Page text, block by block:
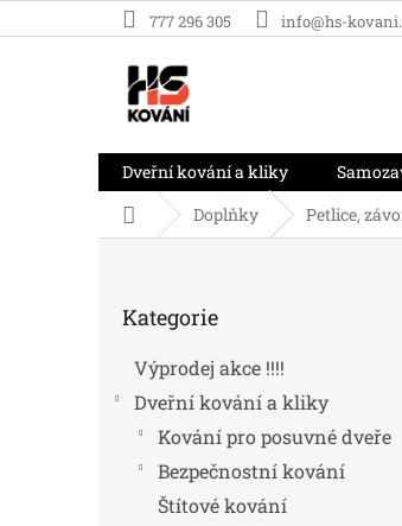
na
777 296 305 info@hs-
Dveřní kování a kliky
Domů Doplňky Petlice,
kategorie
Kategorie
Výprodej akce !!!!
Dveřní kování a kliky
Kování pro posuvné dveře
Bezpečnostní kování
Štítové kování